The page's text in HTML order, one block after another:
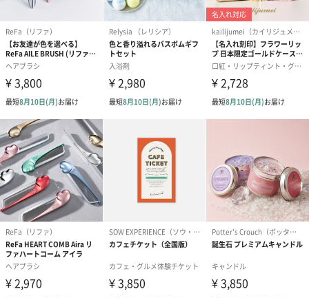
プリザーブドフラワー
ブーケ（ピンク）
（2,580円）
ブーケ（ブルー）
（2,580円）
ぬいぐるみ
愛らしいぬいぐるみを同梱してお届けします。
誕生日・記念日・出産祝いなどのシーンにおすすめです。